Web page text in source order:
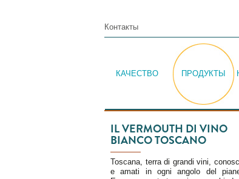
Контакты
КАЧЕСТВО ПРОДУКТЫ
IL VERMOUTH DI VINO
BIANCO TOSCANO
Toscana, terra di grandi vini,
e amati in ogni angolo del